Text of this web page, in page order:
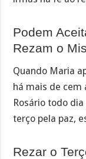
Podem
Rezam o
Quando Maria
há mais de cem
Rosário todo
terço pela paz,
Rezar o